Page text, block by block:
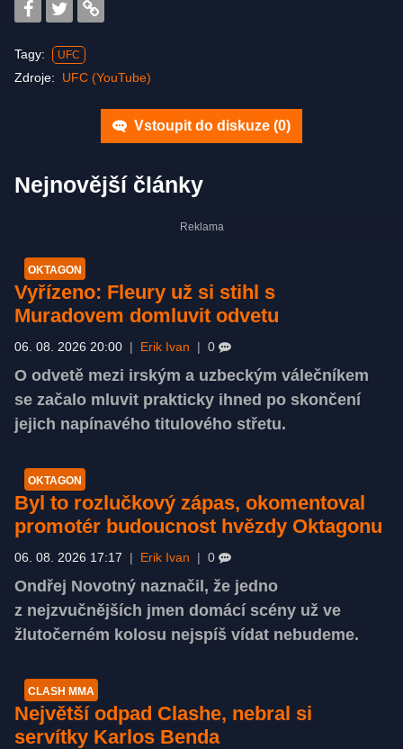
Tagy: UFC
Zdroje: UFC (YouTube)
Vstoupit do diskuze (0)
Nejnovější články
OKTAGON
Vyřízeno: Fleury už si stihl s
Muradovem domluvit odvetu
06. 08. 2026 20:00 Erik Ivan 0
O odvetě mezi irským a uzbeckým válečníkem
se začalo mluvit prakticky ihned po skončení
jejich napínavého titulového střetu.
OKTAGON
Byl to rozlučkový zápas, okomentoval
promotér budoucnost hvězdy Oktagonu
06. 08. 2026 17:17 Erik Ivan 0
Ondřej Novotný naznačil, že jedno
z nejzvučnějších jmen domácí scény už ve
žlutočerném kolosu nejspíš vídat nebudeme.
CLASH MMA
Největší odpad Clashe, nebral si
servítky Karlos Benda